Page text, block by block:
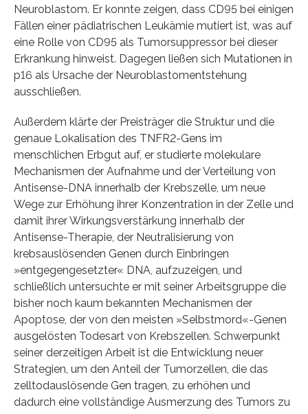
Neuroblastom. Er konnte zeigen, dass CD95 bei einigen
Fällen einer pädiatrischen Leukämie mutiert ist, was auf
eine Rolle von CD95 als Tumorsuppressor bei dieser
Erkrankung hinweist. Dagegen ließen sich Mutationen in
p16 als Ursache der Neuroblastomentstehung
ausschließen.
Außerdem klärte der Preisträger die Struktur und die
genaue Lokalisation des TNFR2-Gens im
menschlichen Erbgut auf, er studierte molekulare
Mechanismen der Aufnahme und der Verteilung von
Antisense-DNA innerhalb der Krebszelle, um neue
Wege zur Erhöhung ihrer Konzentration in der Zelle und
damit ihrer Wirkungsverstärkung innerhalb der
Antisense-Therapie, der Neutralisierung von
krebsauslösenden Genen durch Einbringen
»entgegengesetzter« DNA, aufzuzeigen, und
schließlich untersuchte er mit seiner Arbeitsgruppe die
bisher noch kaum bekannten Mechanismen der
Apoptose, der von den meisten »Selbstmord«-Genen
ausgelösten Todesart von Krebszellen. Schwerpunkt
seiner derzeitigen Arbeit ist die Entwicklung neuer
Strategien, um den Anteil der Tumorzellen, die das
zelltodauslösende Gen tragen, zu erhöhen und
dadurch eine vollständige Ausmerzung des Tumors zu